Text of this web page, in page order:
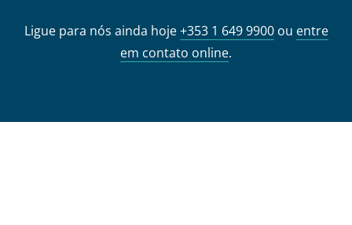
Ligue para nós ainda hoje+353 1 649 9900ou entre
em contato online.